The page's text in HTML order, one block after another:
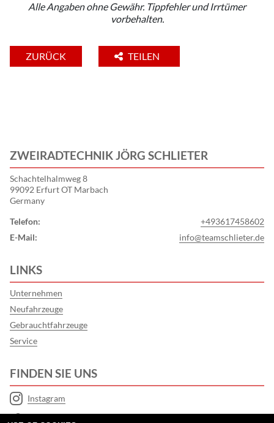
Alle Angaben ohne Gewähr. Tippfehler und Irrtümer
vorbehalten.
ZURÜCK TEILEN
ZWEIRADTECHNIK JÖRG SCHLIETER
Schachtelhalmweg 8
99092 Erfurt OT Marbach
Germany
Telefon:
+493617458602
E-Mail:
info@teamschlieter.de
LINKS
Unternehmen
Neufahrzeuge
Gebrauchtfahrzeuge
Service
FINDEN SIE UNS
Instagram